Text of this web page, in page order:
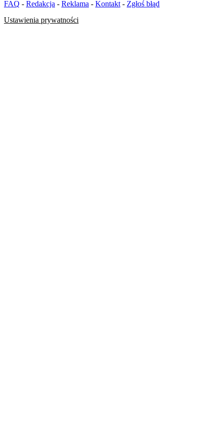
FAQ - Redakcja - Reklama - Kontakt - Zgłoś błąd
Ustawienia prywatności